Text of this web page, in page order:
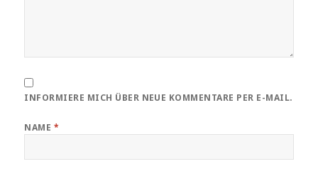
INFORMIERE MICH ÜBER NEUE KOMMENTARE PER E-MAIL.
NAME *